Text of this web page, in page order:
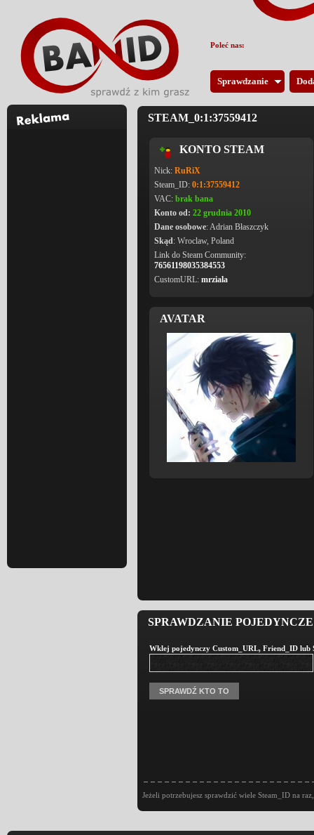
Sprawdzanie
STEAM_0:1:37559412
KONTO STEAM
Nick: RuRiX
Steam_ID: 0:1:37559412
VAC: brak bana
Konto od: 22 grudnia 2010
Dane osobowe: Adrian Błaszczyk
Skąd: Wroclaw, Poland
Link do Steam Community:
76561198035384553
CustomURL: mrziala
AVATAR
SPRAWDZANIE
Wklej pojedynczy Custom_URL, Friend_ID lub
Jeżeli potrzebujesz sprawdzić wiele Steam_ID na
Poleć nas: